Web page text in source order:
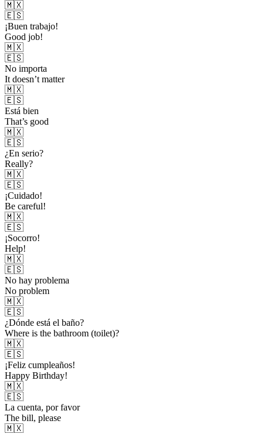
🇲🇽
🇪🇸
¡Buen trabajo!
Good job!
🇲🇽
🇪🇸
No importa
It doesn’t matter
🇲🇽
🇪🇸
Está bien
That’s good
🇲🇽
🇪🇸
¿En serio?
Really?
🇲🇽
🇪🇸
¡Cuidado!
Be careful!
🇲🇽
🇪🇸
¡Socorro!
Help!
🇲🇽
🇪🇸
No hay problema
No problem
🇲🇽
🇪🇸
¿Dónde está el baño?
Where is the bathroom (toilet)?
🇲🇽
🇪🇸
¡Feliz cumpleaños!
Happy Birthday!
🇲🇽
🇪🇸
La cuenta, por favor
The bill, please
🇲🇽